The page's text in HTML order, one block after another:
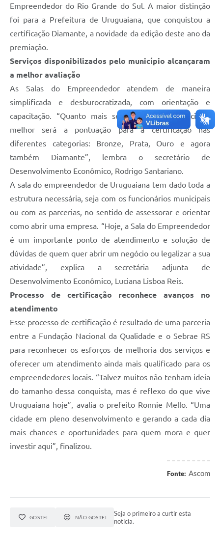
Empreendedor do Rio Grande do Sul. A maior distinção
foi para a Prefeitura de Uruguaiana, que conquistou a
certificação Diamante, a novidade da edição deste ano da
premiação.
Serviços disponibilizados pelo município alcançaram
a melhor avaliação
As Salas do Empreendedor atendem de maneira
simplificada e desburocratizada, com orientação e
capacitação. “Quanto mais serviços forem oferecidos,
melhor será a pontuação para a certificação nas
diferentes categorias: Bronze, Prata, Ouro e agora
também Diamante”, lembra o secretário de
Desenvolvimento Econômico, Rodrigo Santariano.
A sala do empreendedor de Uruguaiana tem dado toda a
estrutura necessária, seja com os funcionários municipais
ou com as parcerias, no sentido de assessorar e orientar
como abrir uma empresa. “Hoje, a Sala do Empreendedor
é um importante ponto de atendimento e solução de
dúvidas de quem quer abrir um negócio ou legalizar a sua
atividade”, explica a secretária adjunta de
Desenvolvimento Econômico, Luciana Lisboa Reis.
Processo de certificação reconhece avanços no
atendimento
Esse processo de certificação é resultado de uma parceria
entre a Fundação Nacional da Qualidade e o Sebrae RS
para reconhecer os esforços de melhoria dos serviços e
oferecer um atendimento ainda mais qualificado para os
empreendedores locais. “Talvez muitos não tenham ideia
do tamanho dessa conquista, mas é reflexo do que vive
Uruguaiana hoje”, avalia o prefeito Ronnie Mello. “Uma
cidade em pleno desenvolvimento e gerando a cada dia
mais chances e oportunidades para quem mora e quer
investir aqui”, finalizou.
Fonte: Ascom
GOSTEI NÃO GOSTEI
Seja o primeiro a curtir esta
notícia.